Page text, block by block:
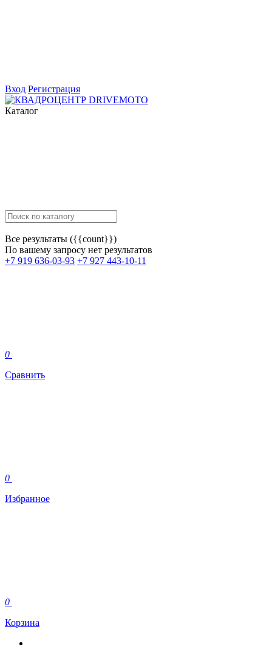
Вход Регистрация
Каталог
Все результаты ({{count}})
По вашему запросу нет результатов
+7 919 636-03-93 +7 927 443-10-11
0
Сравнить
0
Избранное
0
Корзина